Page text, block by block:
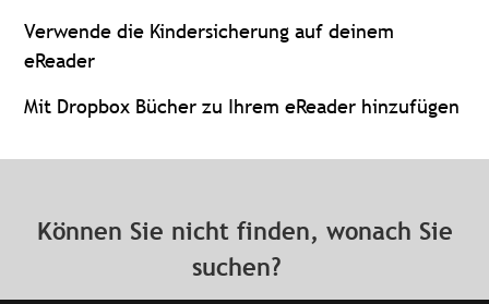
Verwende die Kindersicherung auf deinem
eReader
Mit Dropbox Bücher zu Ihrem eReader hinzufügen
Können Sie nicht finden, wonach Sie
suchen?